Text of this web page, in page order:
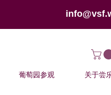
葡萄园参观 关于尝